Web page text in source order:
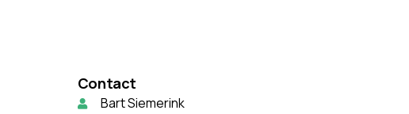
Contact
Bart Siemerink